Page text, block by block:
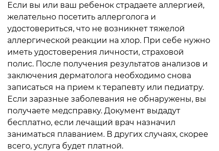
Если вы или ваш ребенок страдаете аллергией,
желательно посетить аллерголога и
удостовериться, что не возникнет тяжелой
аллергической реакции на хлор. При себе нужно
иметь удостоверения личности, страховой
полис. После получения результатов анализов и
заключения дерматолога необходимо снова
записаться на прием к терапевту или педиатру.
Если заразные заболевания не обнаружены, вы
получаете медсправку. Документ выдадут
бесплатно, если лечащий врач назначил
заниматься плаванием. В других случаях, скорее
всего, услуга будет платной.